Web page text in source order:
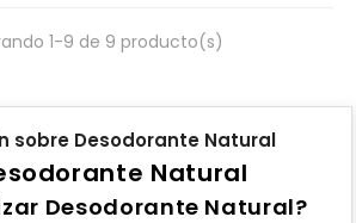
1-9 de 9 producto(s)
sobre Desodorante Natural
Natural
Desodorante Natural?